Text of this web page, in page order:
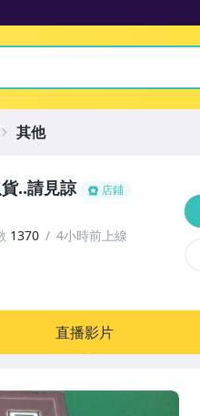
..請見諒
店鋪
1370
4小時前上線
直播影片
其他